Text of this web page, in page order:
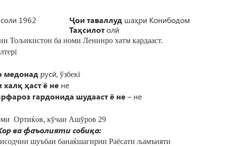
1962 Ҷои таваллуд шаҳри Конибодом
Таҳсилотолӣ
Тољикистон ба номи Ленинро хатм кардааст.
ї
медонад русӣ, ўзбекї
ҳаст ё не не
гардонида шудааст ё не– не
Ортиќов, кўчаи Ашўров 29
ва фаъолияти собиқа:
шуъбаи банаќшагирии Раёсатиљамъияти